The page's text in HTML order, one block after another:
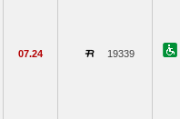
07.24 19339